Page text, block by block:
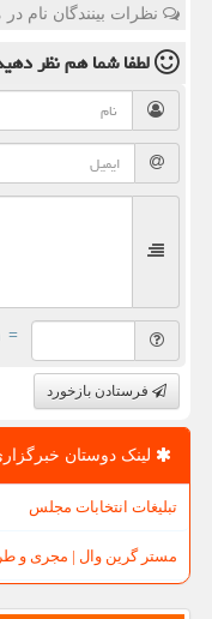
نظرات بینندگان نام
لطفا شما همنظر
= ۱ بعلاوه ۵
فرستادن بازخورد
لینک دوستان
تبلیغات انتخابات مجلس
مستر گرین وال | مجری و